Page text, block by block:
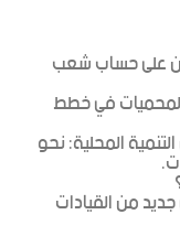
على حساب شعب
في خطط
المحلية: نحو
من القيادات